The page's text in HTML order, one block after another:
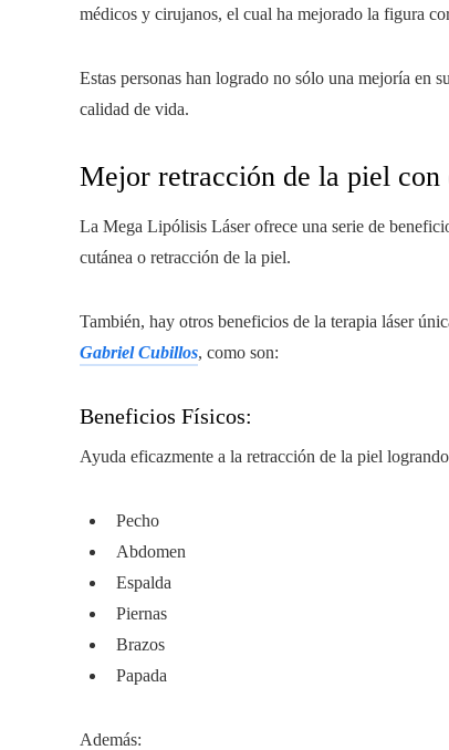
médicos y cirujanos, el cual ha mejorado la figura
Estas personas han logrado no sólo una mejoría en
calidad de vida.
Mejor retracción de la piel
La Mega Lipólisis Láser ofrece una serie de
cutánea o retracción de la piel.
También, hay otros beneficios de la terapia láser
Gabriel Cubillos, como son:
Beneficios Físicos:
Ayuda eficazmente a la retracción de la piel
Pecho
Abdomen
Espalda
Piernas
Brazos
Papada
Además: